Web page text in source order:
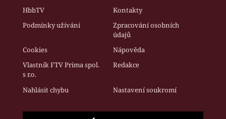
HbbTV
Kontakty
Podmínky užívání
Zpracování osobních
údajů
Cookies
Nápověda
Vlastník FTV Prima spol.
s r.o.
Redakce
Nahlásit chybu Nastavení soukromí